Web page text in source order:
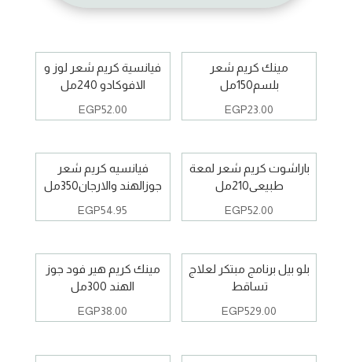
مينك كريم شعر
بلسم150مل
EGP23.00
فيانسية كريم شعر لوز و
الافوكادو 240مل
EGP52.00
باراشوت كريم شعر لمعة
طبيعى210مل
EGP52.00
فيانسيه كريم شعر
جوزالهند والارجان350مل
EGP54.95
بلو بيل برنامج مبتكر لعلاج
تساقط
EGP529.00
مينك كريم هير فود جوز
الهند 300مل
EGP38.00